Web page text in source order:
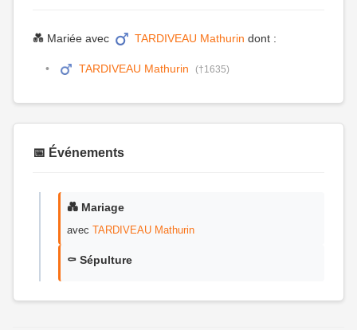
💑 Mariée avec TARDIVEAU Mathurin dont :
TARDIVEAU Mathurin (†1635)
📅 Événements
💑 Mariage
avec TARDIVEAU Mathurin
⚰️ Sépulture